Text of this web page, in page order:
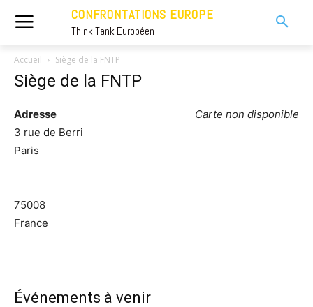
CONFRONTATIONS EUROPE
Think Tank Européen
Accueil Siège de la FNTP
Siège de la FNTP
Carte non disponible
Adresse
3 rue de Berri
Paris
75008
France
Événements à venir